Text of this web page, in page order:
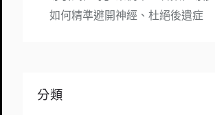
如何精準避開神經、杜絕後遺症
分類